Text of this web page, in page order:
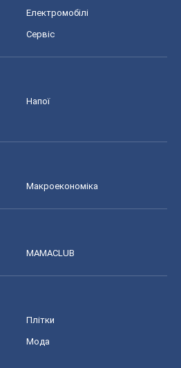
Електромобілі
Сервіс
Напої
Макроекономіка
MAMACLUB
Плітки
Мода